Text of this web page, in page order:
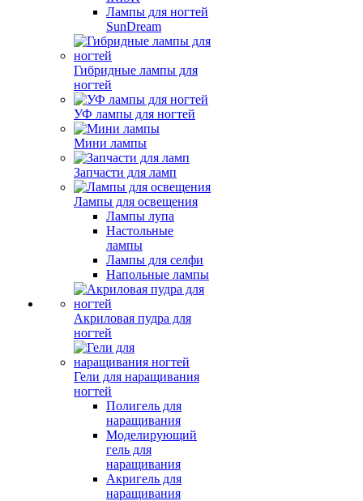
Лампы для ногтей
SunDream
Гибридные лампы для
ногтей
УФ лампы для ногтей
Мини лампы
Запчасти для ламп
Лампы для освещения
Лампы лупа
Настольные
лампы
Лампы для селфи
Напольные лампы
Акриловая пудра для
ногтей
Гели для наращивания
ногтей
Полигель для
наращивания
Моделирующий
гель для
наращивания
Акригель для
наращивания